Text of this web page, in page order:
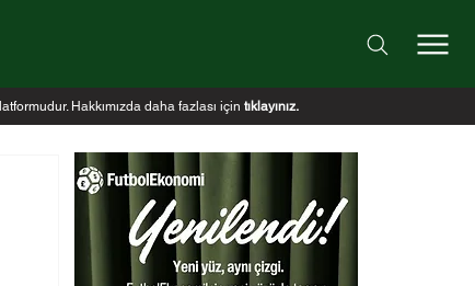
Hakkımızda daha fazlası için tıklayınız.